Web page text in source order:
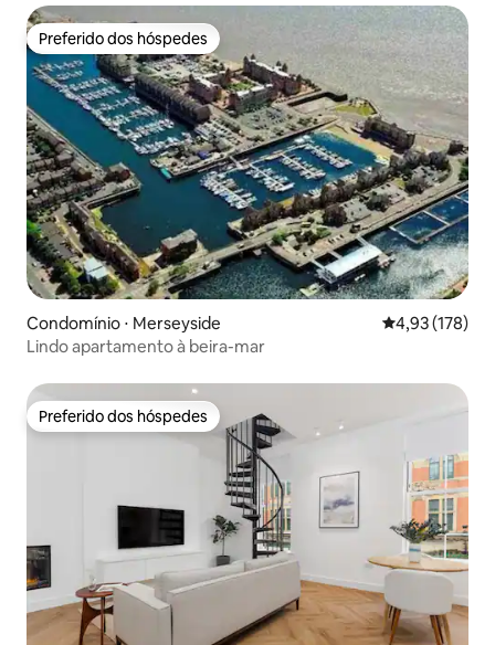
Preferido dos hóspedes
Preferido dos hóspedes
Condomínio ⋅ Merseyside 4,93 de uma
4,93 (178)
Lindo apartamento à beira-mar
Preferido dos hóspedes
Preferido dos hóspedes